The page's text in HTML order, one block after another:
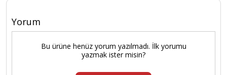
Yorum
Bu ürüne henüz yorum yazılmadı. İlk yorumu
yazmak ister misin?